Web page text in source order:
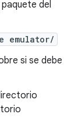
del
emulator/
si se debe